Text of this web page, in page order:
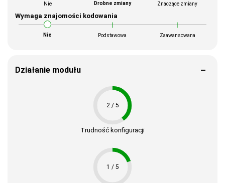
Nie Drobne zmiany Znaczące zmiany
Wymaga znajomości kodowania
Nie Podstawowa Zaawansowana
Działanie modułu
2 / 5
Trudność konfiguracji
1 / 5